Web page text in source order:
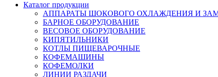
Каталог продукции
АППАРАТЫ ШОКОВОГО ОХЛАЖДЕНИЯ И
БАРНОЕ ОБОРУДОВАНИЕ
ВЕСОВОЕ ОБОРУДОВАНИЕ
КИПЯТИЛЬНИКИ
КОТЛЫ ПИЩЕВАРОЧНЫЕ
КОФЕМАШИНЫ
КОФЕМОЛКИ
ЛИНИИ РАЗДАЧИ